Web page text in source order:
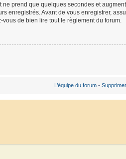
prend que quelques secondes et
enregistrés. Avant de vous enregistrer,
de bien lire tout le règlement du forum.
L’équipe du forum •